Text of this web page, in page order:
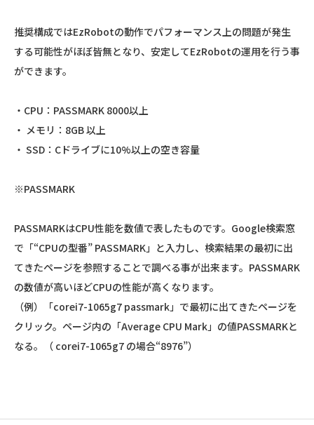
推奨構成ではEzRobotの動作でパフォーマンス上の問題が発生
する可能性がほぼ皆無となり、安定してEzRobotの運用を行う事
ができます。
・CPU：PASSMARK 8000以上
・ メモリ：8GB 以上
・ SSD：Cドライブに10%以上の空き容量
※PASSMARK
PASSMARKはCPU性能を数値で表したものです。Google検索窓
で「“CPUの型番” PASSMARK」と入力し、検索結果の最初に出
てきたページを参照することで調べる事が出来ます。PASSMARK
の数値が高いほどCPUの性能が高くなります。
（例）「corei7-1065g7 passmark」で最初に出てきたページを
クリック。ページ内の「Average CPU Mark」の値PASSMARKと
なる。（ corei7-1065g7 の場合“8976”）